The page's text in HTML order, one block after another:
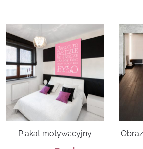
Plakat motywacyjny